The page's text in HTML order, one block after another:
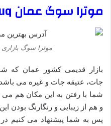
موترا سوگ عمان Mutrah Souq
موترا سوگ بازاری
بازار قدیمی کشور عمان که
جات، عتیقه جات و غیره می
شما با رفتن به این مکان هم می
و هم از زیبایی و رنگارنگ بودن این
پس به شما پیشنهاد می کنیم در